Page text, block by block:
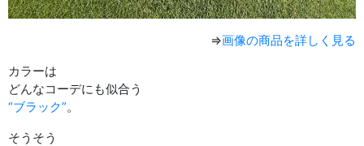
⇒画像の商品を詳しく見る
カラーは
どんなコーデにも似合う
“ブラック”。
そうそう